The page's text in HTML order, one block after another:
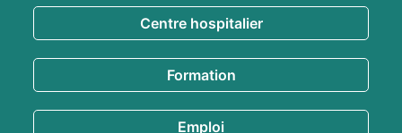
En savoirplus
Centre hospitalier
Formation
Emploi